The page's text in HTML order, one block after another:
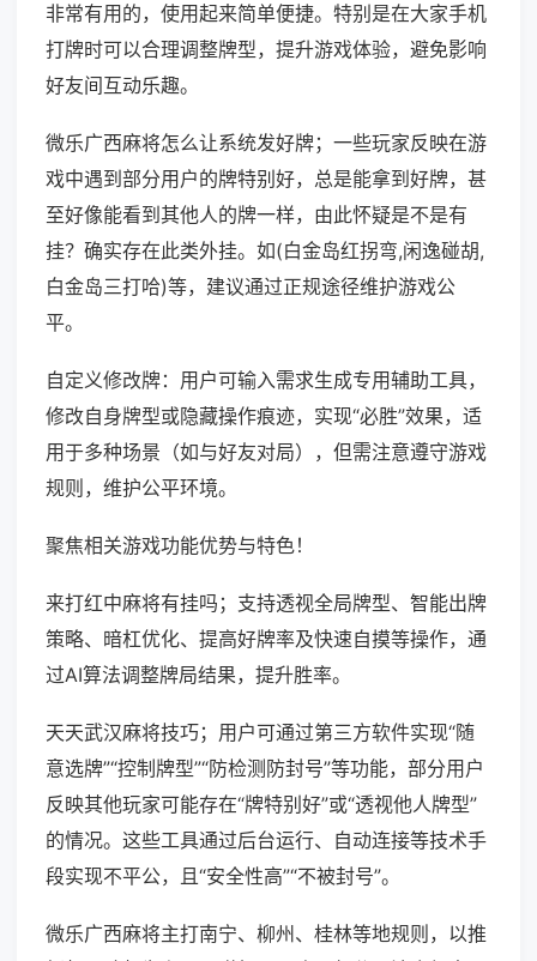
非常有用的，使用起来简单便捷。特别是在大家手机
打牌时可以合理调整牌型，提升游戏体验，避免影响
好友间互动乐趣。
微乐广西麻将怎么让系统发好牌；一些玩家反映在游
戏中遇到部分用户的牌特别好，总是能拿到好牌，甚
至好像能看到其他人的牌一样，由此怀疑是不是有
挂？确实存在此类外挂。如(白金岛红拐弯,闲逸碰胡,
白金岛三打哈)等，建议通过正规途径维护游戏公
平。
自定义修改牌：用户可输入需求生成专用辅助工具，
修改自身牌型或隐藏操作痕迹，实现“必胜”效果，适
用于多种场景（如与好友对局），但需注意遵守游戏
规则，维护公平环境。
聚焦相关游戏功能优势与特色！
来打红中麻将有挂吗；支持透视全局牌型、智能出牌
策略、暗杠优化、提高好牌率及快速自摸等操作，通
过AI算法调整牌局结果，提升胜率。
天天武汉麻将技巧；用户可通过第三方软件实现“随
意选牌”“控制牌型”“防检测防封号”等功能，部分用户
反映其他玩家可能存在“牌特别好”或“透视他人牌型”
的情况。这些工具通过后台运行、自动连接等技术手
段实现不平公，且“安全性高”“不被封号”。
微乐广西麻将主打南宁、柳州、桂林等地规则，以推